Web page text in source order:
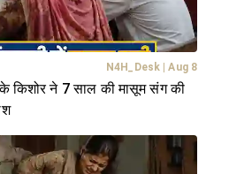
N4H_Desk Aug 8
किशोर ने 7 साल की मासूम संग की